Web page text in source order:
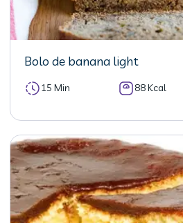
Bolo de banana light
15 Min 88 Kcal